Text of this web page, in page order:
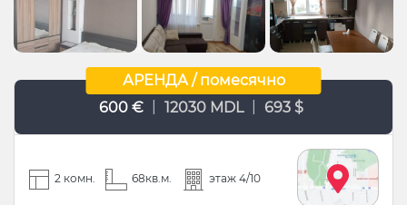
АРЕНДА / помесячно
600 €
12030 MDL 693 $
2 комн. 68кв.м. этаж 4/10